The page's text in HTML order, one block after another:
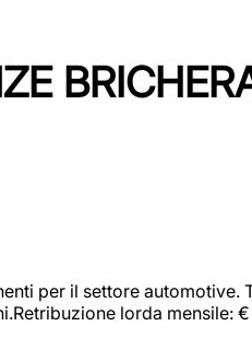
per il settore
lorda mensile: